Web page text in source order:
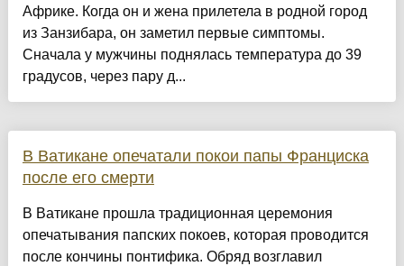
Африке. Когда он и жена прилетела в родной город
из Занзибара, он заметил первые симптомы.
Сначала у мужчины поднялась температура до 39
градусов, через пару д...
В Ватикане опечатали покои папы Франциска
после его смерти
В Ватикане прошла традиционная церемония
опечатывания папских покоев, которая проводится
после кончины понтифика. Обряд возглавил